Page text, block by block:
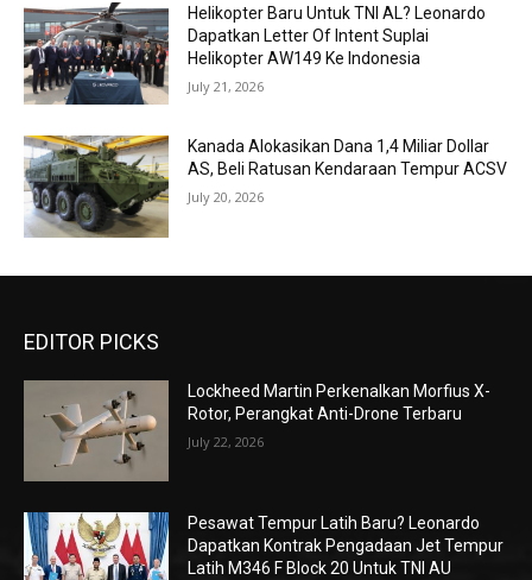
Helikopter Baru Untuk TNI AL? Leonardo
Dapatkan Letter Of Intent Suplai
Helikopter AW149 Ke Indonesia
July 21, 2026
Kanada Alokasikan Dana 1,4 Miliar Dollar
AS, Beli Ratusan Kendaraan Tempur ACSV
July 20, 2026
EDITOR PICKS
Lockheed Martin Perkenalkan Morfius X-
Rotor, Perangkat Anti-Drone Terbaru
July 22, 2026
Pesawat Tempur Latih Baru? Leonardo
Dapatkan Kontrak Pengadaan Jet Tempur
Latih M346 F Block 20 Untuk TNI AU